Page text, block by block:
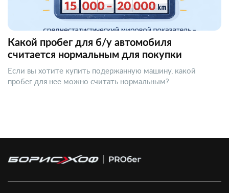
Какой пробег для б/у автомобиля
считается нормальным для покупки
Если вы хотите купить подержанную машину, какой
пробег для нее можно считать нормальным?